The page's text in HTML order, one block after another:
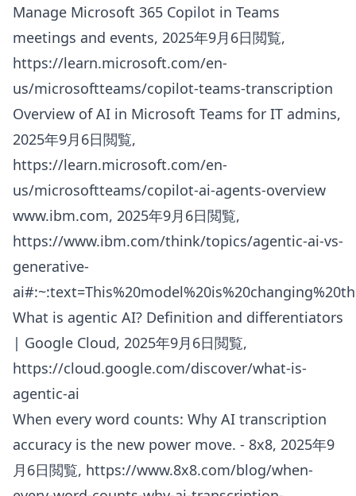
Manage Microsoft 365 Copilot in Teams
meetings and events, 2025年9月6日閲覧,
https://learn.microsoft.com/en-
us/microsoftteams/copilot-teams-transcription
Overview of AI in Microsoft Teams for IT admins,
2025年9月6日閲覧,
https://learn.microsoft.com/en-
us/microsoftteams/copilot-ai-agents-overview
www.ibm.com, 2025年9月6日閲覧,
https://www.ibm.com/think/topics/agentic-ai-vs-
generative-
What is agentic AI? Definition and differentiators
| Google Cloud, 2025年9月6日閲覧,
https://cloud.google.com/discover/what-is-
agentic-ai
When every word counts: Why AI transcription
accuracy is the new power move. - 8x8, 2025年9
月6日閲覧, https://www.8x8.com/blog/when-